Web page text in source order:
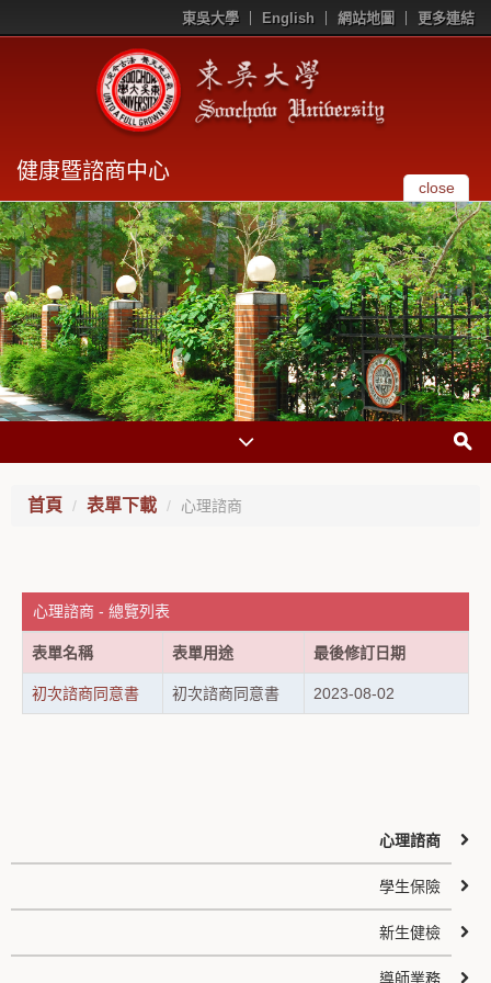
東吳大學 English 網站地圖 更多連結
健康暨諮商中心
close
首頁 表單下載 心理諮商
心理諮商 - 總覽列表
表單名稱 表單用途 最後修訂日期
初次諮商同意書 初次諮商同意書 2023-08-02
心理諮商
學生保險
新生健檢
導師業務